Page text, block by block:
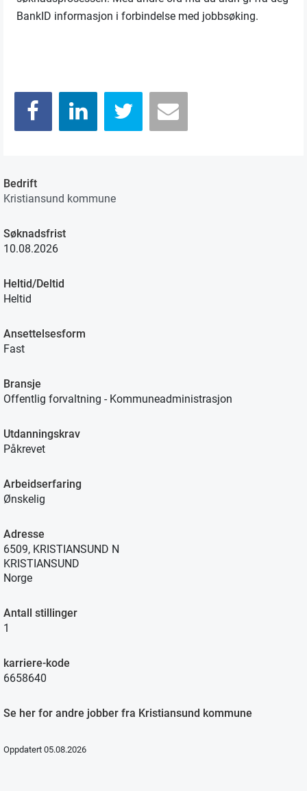
BankID informasjon i forbindelse med jobbsøking.
Bedrift
Kristiansund kommune
Søknadsfrist
10.08.2026
Heltid/Deltid
Heltid
Ansettelsesform
Fast
Bransje
Offentlig forvaltning - Kommuneadministrasjon
Utdanningskrav
Påkrevet
Arbeidserfaring
Ønskelig
Adresse
6509, KRISTIANSUND N
KRISTIANSUND
Norge
Antall stillinger
1
karriere-kode
6658640
Se her for andre jobber fra Kristiansund kommune
Oppdatert 05.08.2026